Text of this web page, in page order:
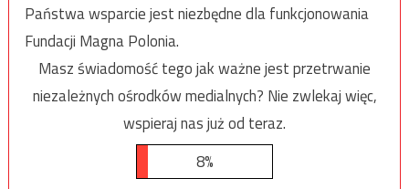
Państwa wsparcie jest niezbędne dla funkcjonowania
Fundacji Magna Polonia.
Masz świadomość tego jak ważne jest przetrwanie
niezależnych ośrodków medialnych? Nie zwlekaj więc,
wspieraj nas już od teraz.
8%